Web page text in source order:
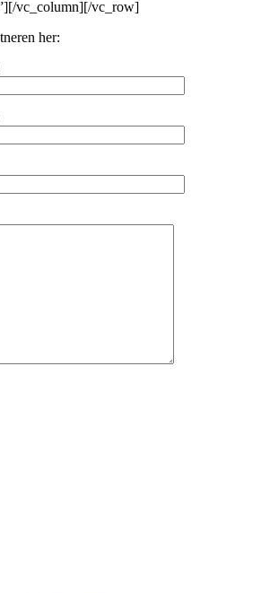
vc_column][/vc_row]
her: